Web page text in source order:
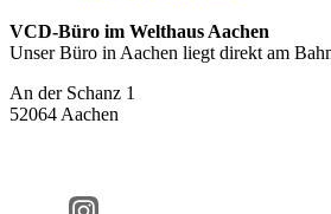
VCD-Büro im Welthaus Aachen
Unser Büro in Aachen liegt direkt am
An der Schanz 1
52064 Aachen